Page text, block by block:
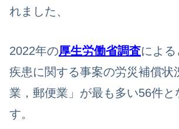
れました、
2022年の厚生労働省調査によ
疾患に関する事案の労災補償状
業，郵便業」が最も多い56件と
す。